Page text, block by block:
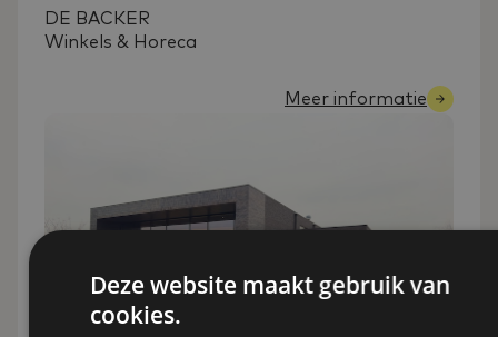
DE BACKER
Winkels & Horeca
Meer informatie
Deze website maakt gebruik van
cookies.